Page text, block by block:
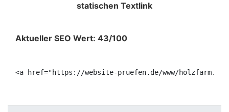
statischen Textlink
Aktueller SEO Wert: 43/100
<a href="https://website-pruefen.de/www/